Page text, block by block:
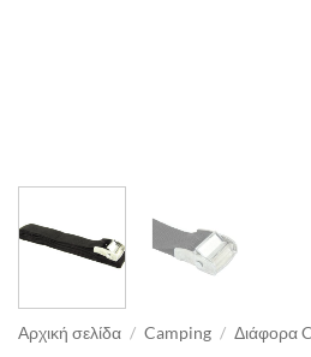
Αρχική σελίδα / Camping / Διάφορα